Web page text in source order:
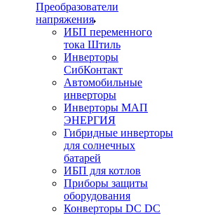
Преобразователи
напряжения
ИБП переменного
тока Штиль
Инверторы
СибКонтакт
Автомобильные
инверторы
Инверторы МАП
ЭНЕРГИЯ
Гибридные инверторы
для солнечных
батарей
ИБП для котлов
Приборы защиты
оборудования
Конверторы DC DC